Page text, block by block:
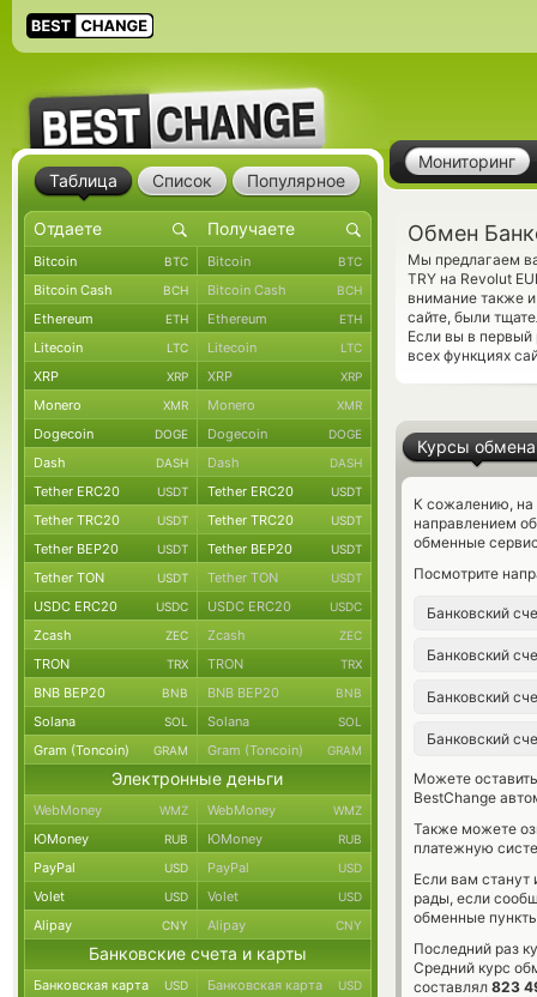
Мониторинг
Обмен
Мы предлагаем
TRY на Revolut
внимание также
сайте, были
Если вы в первый
всех функциях
Курсы обмена
К сожалению, на
направлением
обменные
Посмотрите
Банковский
Банковский
Банковский
Банковский
Можете
BestChange
Также можете
платежную
Если вам
рады, если
обменные
Последний раз
Средний курс
составлял 823
Таблица Список Популярное
Bitcoin BTC Bitcoin BTC
Bitcoin Cash BCH Bitcoin Cash BCH
Ethereum ETH Ethereum ETH
Litecoin LTC Litecoin LTC
XRP XRP XRP XRP
Monero XMR Monero XMR
Dogecoin DOGE Dogecoin DOGE
Dash DASH Dash DASH
Tether ERC20 USDT Tether ERC20 USDT
Tether TRC20 USDT Tether TRC20 USDT
Tether BEP20 USDT Tether BEP20 USDT
Tether TON USDT Tether TON USDT
USDC ERC20 USDC USDC ERC20 USDC
Zcash ZEC Zcash ZEC
TRON TRX TRON TRX
BNB BEP20 BNB BNB BEP20 BNB
Solana SOL Solana SOL
Gram (Toncoin) GRAM Gram (Toncoin) GRAM
Электронные деньги
WebMoney WMZ WebMoney WMZ
ЮMoney RUB ЮMoney RUB
PayPal USD PayPal USD
Volet USD Volet USD
Alipay CNY Alipay CNY
Банковские счета и карты
Банковская карта USD Банковская карта USD